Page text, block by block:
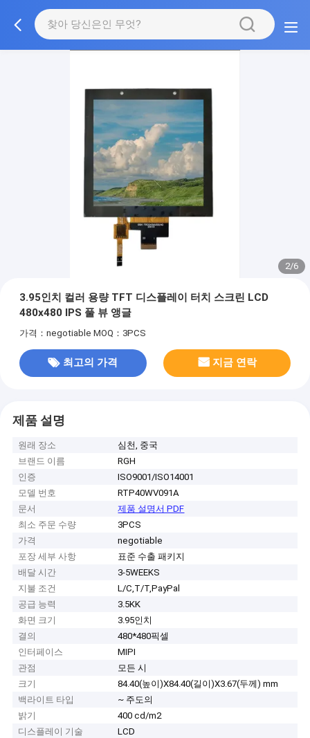
2/6
3.95인치 컬러 용량 TFT 디스플레이 터치 스크린 LCD
480x480 IPS 풀 뷰 앵글
가격：negotiable MOQ：3PCS
최고의 가격 지금 연락
제품 설명
원래 장소
심천, 중국
브랜드 이름
RGH
인증
ISO9001/ISO14001
모델 번호
RTP40WV091A
문서
제품 설명서 PDF
최소 주문 수량
3PCS
가격
negotiable
포장 세부 사항
표준 수출 패키지
배달 시간
3-5WEEKS
지불 조건
L/C,T/T,PayPal
공급 능력
3.5KK
화면 크기
3.95인치
결의
480*480픽셀
인터페이스
MIPI
관점
모든 시
크기
84.40(높이)X84.40(길이)X3.67(두께) mm
백라이트 타입
~ 주도의
밝기
400 cd/m2
디스플레이 기술
LCD